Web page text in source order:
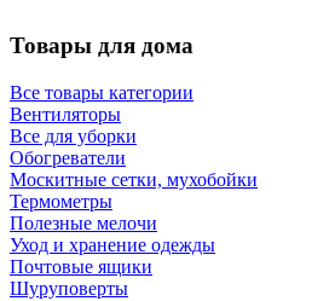
Товары для дома
Все товары категории
Вентиляторы
Все для уборки
Обогреватели
Москитные сетки, мухобойки
Термометры
Полезные мелочи
Уход и хранение одежды
Почтовые ящики
Шуруповерты